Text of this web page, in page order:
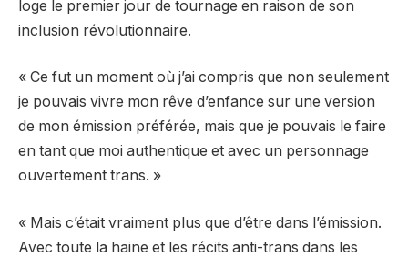
loge le premier jour de tournage en raison de son
inclusion révolutionnaire.
« Ce fut un moment où j’ai compris que non seulement
je pouvais vivre mon rêve d’enfance sur une version
de mon émission préférée, mais que je pouvais le faire
en tant que moi authentique et avec un personnage
ouvertement trans. »
« Mais c’était vraiment plus que d’être dans l’émission.
Avec toute la haine et les récits anti-trans dans les